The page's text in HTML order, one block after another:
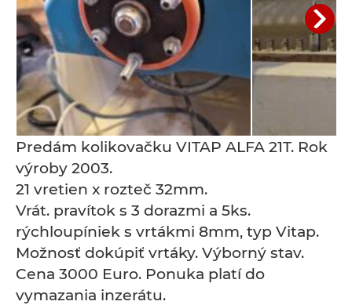
Predám kolikovačku VITAP ALFA 21T. Rok
výroby 2003.
21 vretien x rozteč 32mm.
Vrát. pravítok s 3 dorazmi a 5ks.
rýchloupíniek s vrtákmi 8mm, typ Vitap.
Možnosť dokúpiť vrtáky. Výborný stav.
Cena 3000 Euro. Ponuka platí do
vymazania inzerátu.